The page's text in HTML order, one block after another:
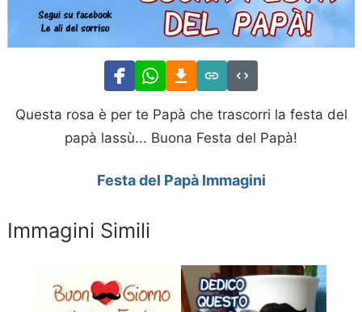
Questa rosa è per te Papà che trascorri la festa del
papà lassù... Buona Festa del Papà!
Festa del Papà Immagini
Immagini Simili